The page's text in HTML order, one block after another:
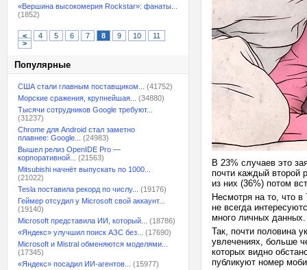
«Вершина высокомерия Rockstar»: фанаты...
(1852)
< 4 5 6 7 8 9 10
11
>
Популярные
США стали главным поставщиком...
(41752)
Морские сражения, крупнейшая...
(34880)
Тысячи сотрудников Google требуют...
(31237)
Chrome для Android стал заметно
плавнее: Google...
(24983)
Вышел релиз OpenIDE Pro —
корпоративной...
(21563)
Mitsubishi начнёт выпускать по 1000...
(21022)
Tesla поставила рекорд по числу...
(19176)
Геймер отсудил у Microsoft свой аккаунт...
(19140)
Microsoft представила ИИ, который...
(18786)
«Яндекс» улучшил поиск АЗС без...
(17690)
Microsoft и Mistral обменяются моделями...
(17345)
«Яндекс» посадил ИИ-агентов...
(15977)
В 23% случаев это
почти каждый второй
из них (36%) потом
Несмотря на то, что
не всегда
много личных
Так, почти половина
увлечениях, больше
которых видно
публикуют номер